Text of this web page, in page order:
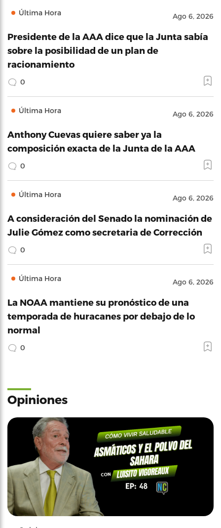
Última Hora Ago 6, 2026
Presidente de la AAA dice que la Junta sabía
sobre la posibilidad de un plan de
racionamiento
0
Última Hora Ago 6, 2026
Anthony Cuevas quiere saber ya la
composición exacta de la Junta de la AAA
0
Última Hora Ago 6, 2026
A consideración del Senado la nominación de
Julie Gómez como secretaria de Corrección
0
Última Hora Ago 6, 2026
La NOAA mantiene su pronóstico de una
temporada de huracanes por debajo de lo
normal
0
Opiniones